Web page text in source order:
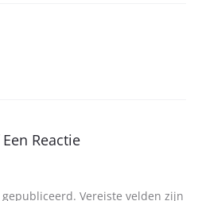
Reactie
Vereiste velden zijn